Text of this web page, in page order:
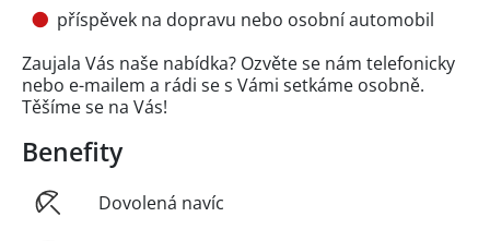
příspěvek na dopravu nebo osobní automobil
Zaujala Vás naše nabídka? Ozvěte se nám telefonicky
nebo e-mailem a rádi se s Vámi setkáme osobně.
Těšíme se na Vás!
Benefity
Dovolená navíc